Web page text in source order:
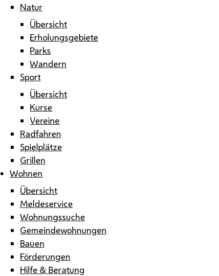
Natur
Übersicht
Erholungsgebiete
Parks
Wandern
Sport
Übersicht
Kurse
Vereine
Radfahren
Spielplätze
Grillen
Wohnen
Übersicht
Meldeservice
Wohnungssuche
Gemeindewohnungen
Bauen
Förderungen
Hilfe & Beratung